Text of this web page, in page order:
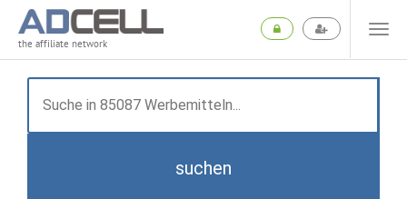
the affiliate network
suchen